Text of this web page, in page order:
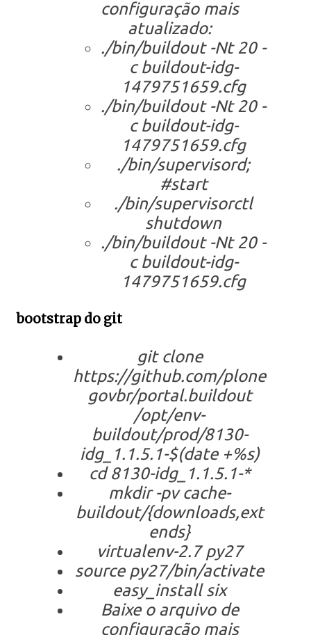
configuração mais
atualizado:
./bin/buildout -Nt 20 -
c buildout-idg-
1479751659.cfg
./bin/buildout -Nt 20 -
c buildout-idg-
1479751659.cfg
./bin/supervisord;
#start
./bin/supervisorctl
shutdown
./bin/buildout -Nt 20 -
c buildout-idg-
1479751659.cfg
bootstrap do git
git clone
https://github.com/plone
govbr/portal.buildout
/opt/env-
buildout/prod/8130-
idg_1.1.5.1-$(date +%s)
cd 8130-idg_1.1.5.1-*
mkdir -pv cache-
buildout/{downloads,ext
ends}
virtualenv-2.7 py27
source py27/bin/activate
easy_install six
Baixe o arquivo de
configuração mais